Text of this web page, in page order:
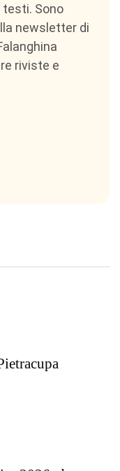
testi. Sono
newsletter di
riviste e